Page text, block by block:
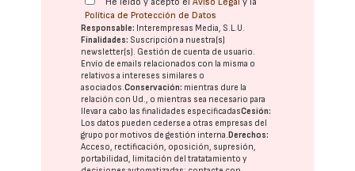
Política de Protección de Datos
Responsable: Interempresas Media, S.L.U.
Finalidades: Suscripción a nuestra(s)
newsletter(s). Gestión de cuenta de usuario.
Envío de emails relacionados con la misma o
relativos a intereses similares o
asociados.Conservación: mientras dure la
relación con Ud., o mientras sea necesario para
llevar a cabo las finalidades especificadasCesión:
Los datos pueden cederse a otras empresas del
grupo por motivos de gestión interna.Derechos:
Acceso, rectificación, oposición, supresión,
portabilidad, limitación del tratatamiento y